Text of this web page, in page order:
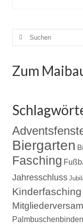
Suche
nach:
Zum
Biergarten
Fasching
Jahresschluss
Kinderfasching
Palmbuschenbinden